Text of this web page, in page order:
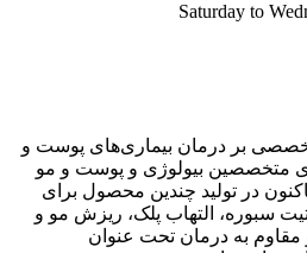
Saturday to
بر درمان بیماری‌های پوست و
متخصصین بیولوژی و پوست و مو
در توليد چندین محصول برای
سبوره، التهاب پلک، ریزش مو و
به درمان تحت عنوان